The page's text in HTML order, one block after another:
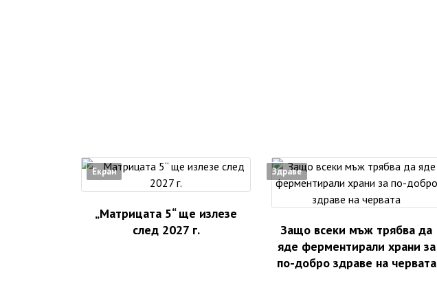
Екран
„Матрицата 5“ ще излезе
след 2027 г.
Здраве
Защо всеки мъж трябва да
яде ферментирали храни за
по-добро здраве на червата